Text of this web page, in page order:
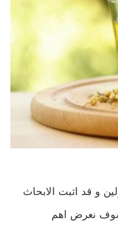
و قد اثبت الابحاث
نعرض اهم